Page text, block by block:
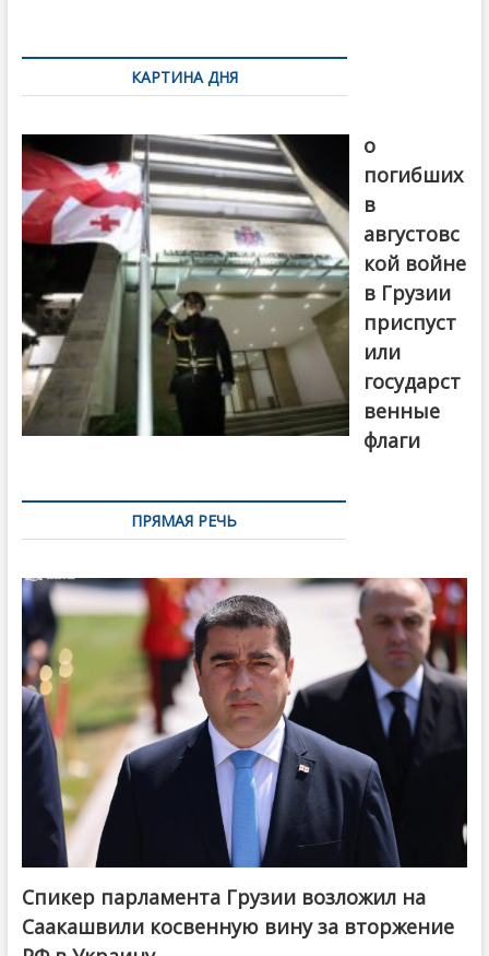
по
записямКАРТИНА ДНЯ
о
погибших
в
августовс
кой войне
в Грузии
приспуст
или
государст
венные
флаги
ПРЯМАЯ РЕЧЬ
Спикер парламента Грузии возложил на
Саакашвили косвенную вину за вторжение